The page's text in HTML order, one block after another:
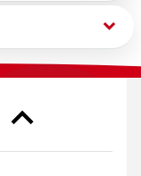
keyboard_arrow_down